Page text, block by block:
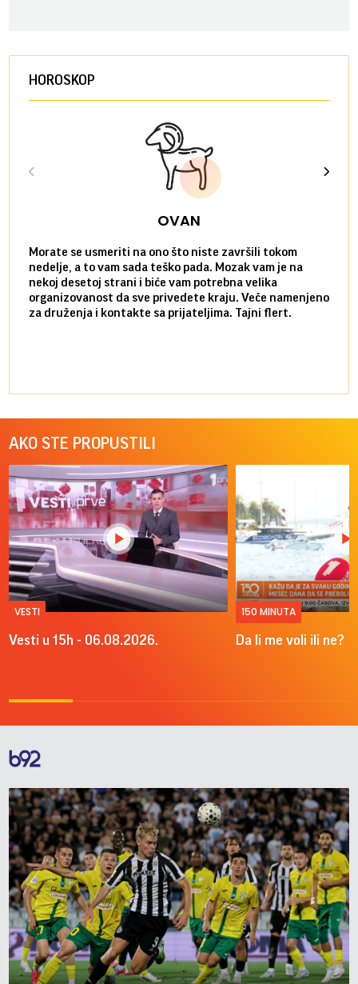
HOROSKOP
OVAN
Morate se usmeriti na ono što niste završili tokom
nedelje, a to vam sada teško pada. Mozak vam je na
nekoj desetoj strani i biće vam potrebna velika
organizovanost da sve privedete kraju. Veče namenjeno
za druženja i kontakte sa prijateljima. Tajni flert.
AKO STE PROPUSTILI
VESTI
Vesti u 15h - 06.08.2026.
150 MINUTA
Da li me voli ili ne?